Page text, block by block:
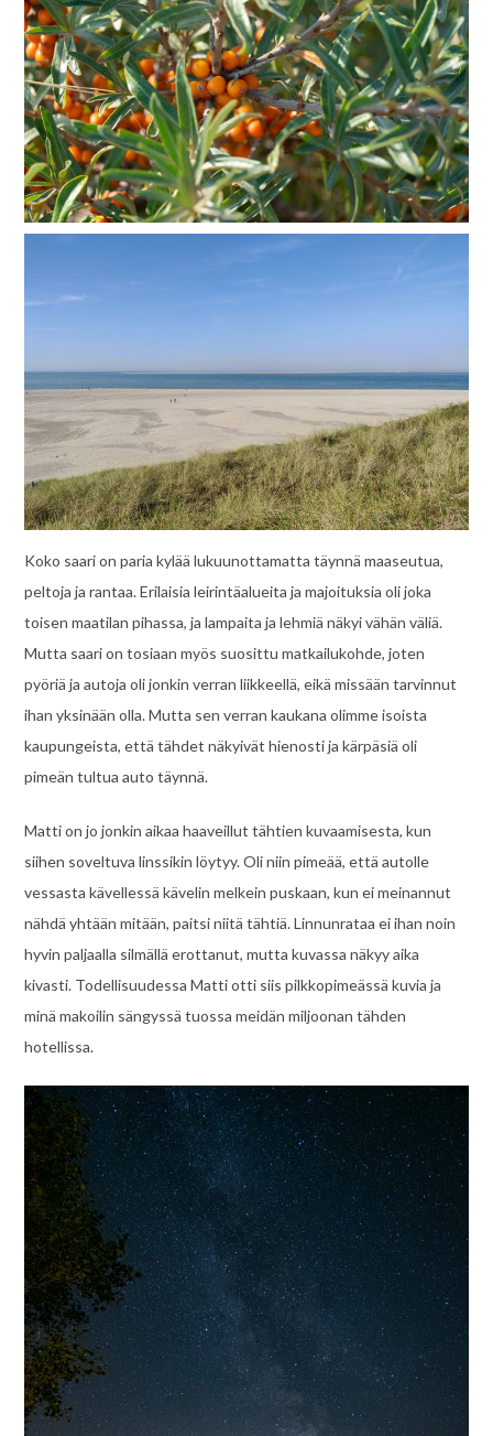
Koko saari on paria kylää lukuunottamatta täynnä maaseutua,
peltoja ja rantaa. Erilaisia leirintäalueita ja majoituksia oli joka
toisen maatilan pihassa, ja lampaita ja lehmiä näkyi vähän väliä.
Mutta saari on tosiaan myös suosittu matkailukohde, joten
pyöriä ja autoja oli jonkin verran liikkeellä, eikä missään tarvinnut
ihan yksinään olla. Mutta sen verran kaukana olimme isoista
kaupungeista, että tähdet näkyivät hienosti ja kärpäsiä oli
pimeän tultua auto täynnä.
Matti on jo jonkin aikaa haaveillut tähtien kuvaamisesta, kun
siihen soveltuva linssikin löytyy. Oli niin pimeää, että autolle
vessasta kävellessä kävelin melkein puskaan, kun ei meinannut
nähdä yhtään mitään, paitsi niitä tähtiä. Linnunrataa ei ihan noin
hyvin paljaalla silmällä erottanut, mutta kuvassa näkyy aika
kivasti. Todellisuudessa Matti otti siis pilkkopimeässä kuvia ja
minä makoilin sängyssä tuossa meidän miljoonan tähden
hotellissa.